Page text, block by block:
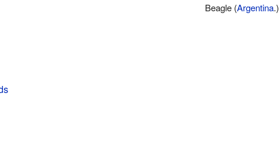
Beagle (Argentina.)